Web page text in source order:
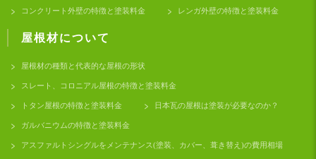
コンクリート外壁の特徴と塗装料金 レンガ外壁の特徴と塗装料金
屋根材について
屋根材の種類と代表的な屋根の形状
スレート、コロニアル屋根の特徴と塗装料金
トタン屋根の特徴と塗装料金 日本瓦の屋根は塗装が必要なのか？
ガルバニウムの特徴と塗装料金
アスファルトシングルをメンテナンス(塗装、カバー、葺き替え)の費用相場